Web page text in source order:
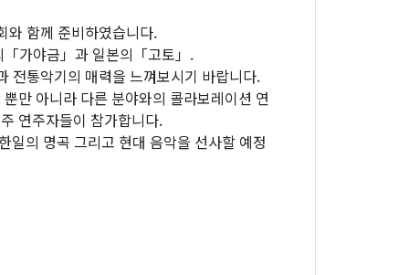
와 함께 준비하였습니다.
가야금」과 일본의「고토」.
전통악기의 매력을 느껴보시기 바랍니다.
만 아니라 다른 분야와의 콜라보레이션 연
연주자들이 참가합니다.
일의 명곡 그리고 현대 음악을 선사할 예정